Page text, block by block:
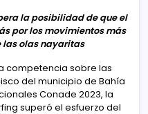
la posibilidad de que el
por los movimientos más
las olas nayaritas
competencia sobre las
del municipio de Bahía
Conade 2023, la
superó el esfuerzo del